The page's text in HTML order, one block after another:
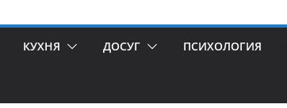
КУХНЯ ДОСУГ ПСИХОЛОГИЯ